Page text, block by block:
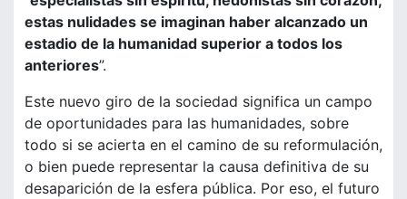
estas nulidades se imaginan haber alcanzado un
estadio de la humanidad superior a todos los
anteriores”.
Este nuevo giro de la sociedad significa un campo
de oportunidades para las humanidades, sobre
todo si se acierta en el camino de su reformulación,
o bien puede representar la causa definitiva de su
desaparición de la esfera pública. Por eso, el futuro